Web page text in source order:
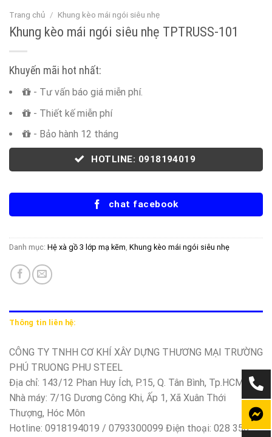
Trang chủ / Khung kèo mái ngói siêu nhẹ
Khung kèo mái ngói siêu nhẹ TPTRUSS-101
Khuyến mãi hot nhất:
- Tư vấn báo giá miễn phí.
- Thiết kế miễn phí
- Bảo hành 12 tháng
HOTLINE: 0918194019
chat facebook
Danh mục: Hệ xà gồ 3 lớp mạ kẽm, Khung kèo mái ngói siêu nhẹ
Thông tin liên hệ:
CÔNG TY TNHH CƠ KHÍ XÂY DỰNG THƯƠNG MẠI TRƯỜNG
PHÚ TRUONG PHU STEEL
Địa chỉ: 143/12 Phan Huy Ích, P.15, Q. Tân Bình, Tp.HCM
Nhà máy: 7/1G Dương Công Khi, Ấp 1, Xã Xuân Thới
Thượng, Hóc Môn
Hotline: 0918194019 / 0793300099 Điện thoại: 028 350